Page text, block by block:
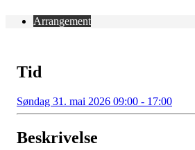
Arrangement
Tid
Søndag 31. mai 2026 09:00 - 17:00
Beskrivelse